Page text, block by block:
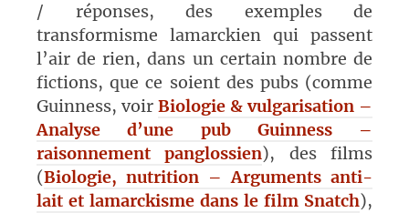
/ réponses, des exemples de
transformisme lamarckien qui passent
l’air de rien, dans un certain nombre de
fictions, que ce soient des pubs (comme
Guinness, voir Biologie & vulgarisation –
Analyse d’une pub Guinness –
raisonnement panglossien), des films
(Biologie, nutrition – Arguments anti-
lait et lamarckisme dans le film Snatch),